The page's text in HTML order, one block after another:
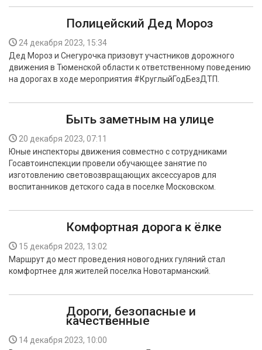
Полицейский Дед Мороз
24 декабря 2023, 15:34
Дед Мороз и Снегурочка призовут участников дорожного
движения в Тюменской области к ответственному поведению
на дорогах в ходе мероприятия #КруглыйГодБезДТП.
Быть заметным на улице
20 декабря 2023, 07:11
Юные инспекторы движения совместно с сотрудниками
Госавтоинспекции провели обучающее занятие по
изготовлению световозвращающих аксессуаров для
воспитанников детского сада в поселке Московском.
Комфортная дорога к ёлке
15 декабря 2023, 13:02
Маршрут до мест проведения новогодних гуляний стал
комфортнее для жителей поселка Новотарманский.
Дороги, безопасные и
качественные
14 декабря 2023, 10:00